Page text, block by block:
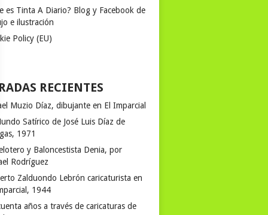
es Tinta A Diario? Blog y Facebook de
e ilustración
Policy (EU)
RECIENTES
Muzio Díaz, dibujante en El Imparcial
Satírico de José Luis Díaz de
1971
y Baloncestista Denia, por
Rodríguez
Zalduondo Lebrón caricaturista en
1944
años a través de caricaturas de